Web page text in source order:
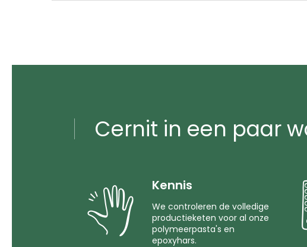
Cernit in een paar
Kennis
We controleren de volledige
productieketen voor al onze
polymeerpasta's en
epoxyhars.